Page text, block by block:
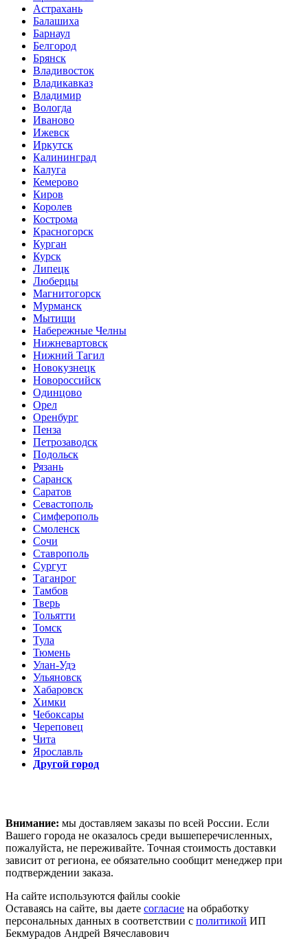
Астрахань
Балашиха
Барнаул
Белгород
Брянск
Владивосток
Владикавказ
Владимир
Вологда
Иваново
Ижевск
Иркутск
Калининград
Калуга
Кемерово
Киров
Королев
Кострома
Красногорск
Курган
Курск
Липецк
Люберцы
Магнитогорск
Мурманск
Мытищи
Набережные Челны
Нижневартовск
Нижний Тагил
Новокузнецк
Новороссийск
Одинцово
Орел
Оренбург
Пенза
Петрозаводск
Подольск
Рязань
Саранск
Саратов
Севастополь
Симферополь
Смоленск
Сочи
Ставрополь
Сургут
Таганрог
Тамбов
Тверь
Тольятти
Томск
Тула
Тюмень
Улан-Удэ
Ульяновск
Хабаровск
Химки
Чебоксары
Череповец
Чита
Ярославль
Другой город
Внимание: мы доставляем заказы по всей России. Если
Вашего города не оказалось среди вышеперечисленных,
пожалуйста, не переживайте. Точная стоимость доставки
зависит от региона, ее обязательно сообщит менеджер при
подтверждении заказа.
На сайте используются файлы cookie
Оставаясь на сайте, вы даете согласие на обработку
персональных данных в соответствии с политикой ИП
Бекмурадов Андрей Вячеславович